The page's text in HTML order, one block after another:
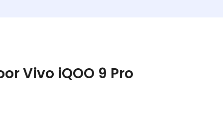
Vivo iQOO 9 Pro